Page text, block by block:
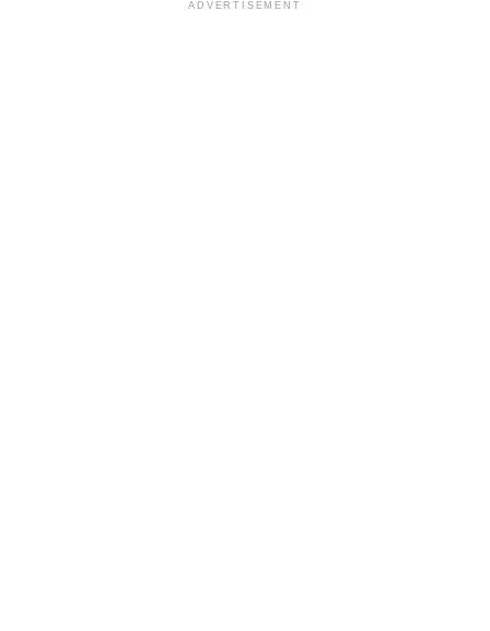
años, residente de Indonesia desde hace mucho tiempo.
ADVERTISEMENT